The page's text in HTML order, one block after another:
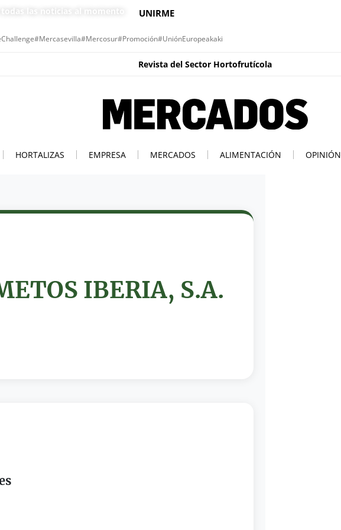
las noticias al momento UNIRME
#Mercasevilla#Mercosur#Promoción#UniónEuropeakaki
Revista del Sector Hortofrutícola
HORTALIZAS EMPRESA MERCADOS ALIMENTACIÓN OPINIÓN
IBERIA, S.A.